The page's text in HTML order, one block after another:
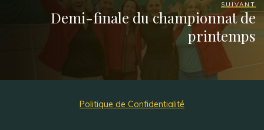
SUIVANT
Demi-finale du championnat de
printemps
Politique de Confidentialité